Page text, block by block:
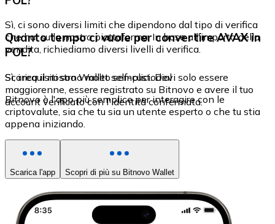
Sì, ci sono diversi limiti che dipendono dal tipo di verifica
che hai sulla nostra piattaforma. In base all'importo della
vendita, richiediamo diversi livelli di verifica.
Quanto tempo ci vuole per convertire AVAX in
POL?
Sì, i requisiti sono molto semplici. Devi solo essere
maggiorenne, essere registrato su Bitnovo e avere il tuo
account verificato con l'identità confermata.
Scarica il nostro Wallet self-custodial
Bitnovo è l'app più semplice per interagire con le
criptovalute, sia che tu sia un utente esperto o che tu stia
appena iniziando.
Scarica l'app Scopri di più su Bitnovo Wallet